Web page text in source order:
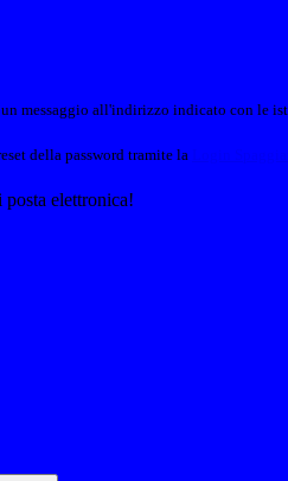
messaggio all'indirizzo indicato con le
della password tramite la
elettronica!